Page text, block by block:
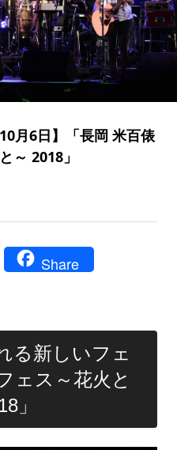
月6日】「長岡 米百俵
～ 2018」
F
Share
る新しいフェ
ェス～花火と
」